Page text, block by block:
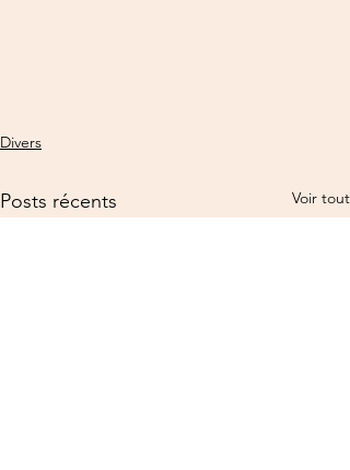
Divers
Posts récents Voir tout